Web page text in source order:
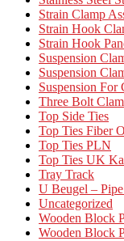
Strain Clamp
Strain Hook
Strain Hook
Suspension
Suspension
Suspension For
Three Bolt
Top Side Ties
Top Ties Fiber
Top Ties PLN
Top Ties UK
Tray Track
U Beugel –
Uncategorized
Wooden Block
Wooden Block